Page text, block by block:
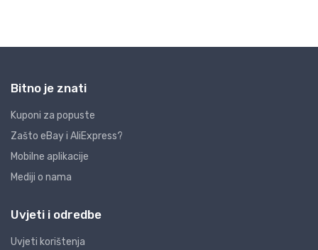
Bitno je znati
Kuponi za popuste
Zašto eBay i AliExpress?
Mobilne aplikacije
Mediji o nama
Uvjeti i odredbe
Uvjeti korištenja